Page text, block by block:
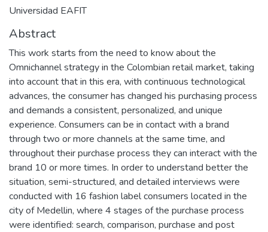
Universidad EAFIT
Abstract
This work starts from the need to know about the
Omnichannel strategy in the Colombian retail market, taking
into account that in this era, with continuous technological
advances, the consumer has changed his purchasing process
and demands a consistent, personalized, and unique
experience. Consumers can be in contact with a brand
through two or more channels at the same time, and
throughout their purchase process they can interact with the
brand 10 or more times. In order to understand better the
situation, semi-structured, and detailed interviews were
conducted with 16 fashion label consumers located in the
city of Medellin, where 4 stages of the purchase process
were identified: search, comparison, purchase and post